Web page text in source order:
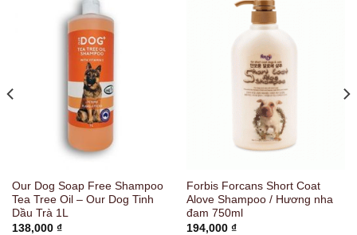
Our Dog Soap Free Shampoo
Tea Tree Oil – Our Dog Tinh
Dầu Trà 1L
138,000 ₫
Forbis Forcans Short Coat
Alove Shampoo / Hương nha
đam 750ml
194,000 ₫